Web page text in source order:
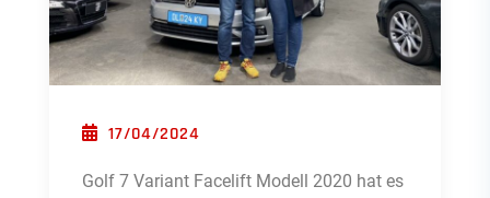
POSTED ON
17/04/2024
Golf 7 Variant Facelift Modell 2020 hat es